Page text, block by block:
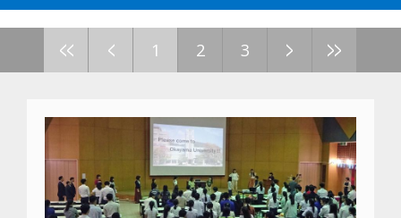
<< < 1 2 3 > >>